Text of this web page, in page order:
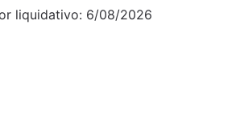
liquidativo: 6/08/2026